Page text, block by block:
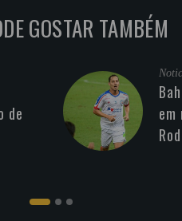
GOSTAR TAMBÉM
de